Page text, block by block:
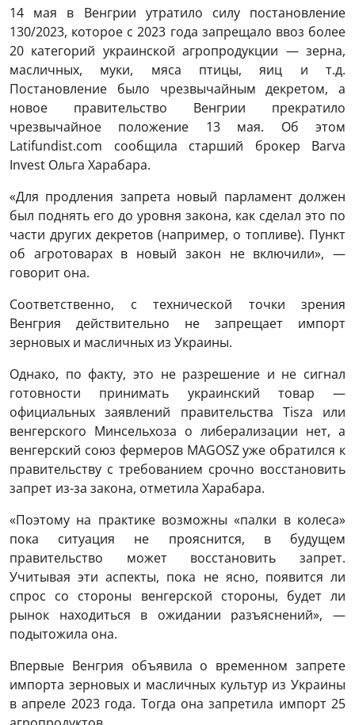
14 мая в Венгрии утратило силу постановление
130/2023, которое с 2023 года запрещало ввоз более
20 категорий украинской агропродукции — зерна,
масличных, муки, мяса птицы, яиц и т.д.
Постановление было чрезвычайным декретом, а
новое правительство Венгрии прекратило
чрезвычайное положение 13 мая. Об этом
Latifundist.com сообщила старший брокер Barva
Invest Ольга Харабара.
«Для продления запрета новый парламент должен
был поднять его до уровня закона, как сделал это по
части других декретов (например, о топливе). Пункт
об агротоварах в новый закон не включили», —
говорит она.
Соответственно, с технической точки зрения
Венгрия действительно не запрещает импорт
зерновых и масличных из Украины.
Однако, по факту, это не разрешение и не сигнал
готовности принимать украинский товар —
официальных заявлений правительства Tisza или
венгерского Минсельхоза о либерализации нет, а
венгерский союз фермеров MAGOSZ уже обратился к
правительству с требованием срочно восстановить
запрет из-за закона, отметила Харабара.
«Поэтому на практике возможны «палки в колеса»
пока ситуация не прояснится, в будущем
правительство может восстановить запрет.
Учитывая эти аспекты, пока не ясно, появится ли
спрос со стороны венгерской стороны, будет ли
рынок находиться в ожидании разъяснений», —
подытожила она.
Впервые Венгрия объявила о временном запрете
импорта зерновых и масличных культур из Украины
в апреле 2023 года. Тогда она запретила импорт 25